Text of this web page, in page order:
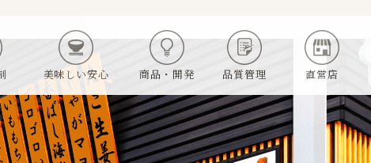
美味しい安心 商品・開発 品質管理 直営店